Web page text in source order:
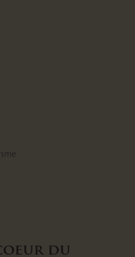
du